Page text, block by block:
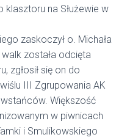
klasztoru na Służewie w
zaskoczył o. Michała
została odcięta
zgłosił się on do
III Zgrupowania AK
Większość
w piwnicach
i Smulikowskiego